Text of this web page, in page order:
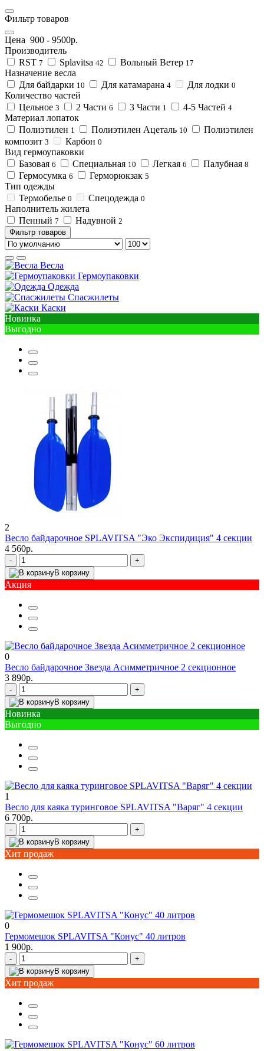
Фильтр товаров
Цена 900 - 9500р.
Производитель
RST 7 Splavitsa 42 Вольный Ветер 17
Назначение весла
Для байдарки 10 Для катамарана 4 Для лодки 0
Количество частей
Цельное 3 2 Части 6 3 Части 1 4-5 Частей 4
Материал лопаток
Полиэтилен 1 Полиэтилен Ацеталь 10
Полиэтилен
композит 3 Карбон 0
Вид гермоупаковки
Базовая 6 Специальная 10 Легкая 6 Палубная 8
Гермосумка 6 Герморюкзак 5
Тип одежды
Термобелье 0 Спецодежда 0
Наполнитель жилета
Пенный 7 Надувной 2
Фильтр товаров
Весла
Гермоупаковки
Одежда
Спасжилеты
Каски
Новинка
Выгодно
2
Весло байдарочное SPLAVITSA "Эко Экспидиция" 4 секции
4 560р.
-
+
В корзину
Акция
0
Весло байдарочное Звезда Асимметричное 2 секционное
3 890р.
-
+
В корзину
Новинка
Выгодно
1
Весло для каяка туринговое SPLAVITSA "Варяг" 4 секции
6 700р.
-
+
В корзину
Хит продаж
0
Гермомешок SPLAVITSA "Конус" 40 литров
1 900р.
-
+
В корзину
Хит продаж